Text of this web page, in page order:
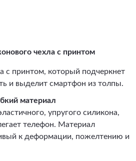
чехла с принтом
с принтом, который подчеркнет
и выделит смартфон из толпы.
материал
упругого силикона,
телефон. Материал
к деформации, пожелтению и